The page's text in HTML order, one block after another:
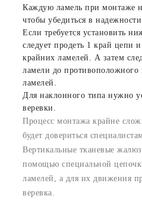
Каждую ламель при монтаже
чтобы убедиться в
Если требуется установить
следует продеть 1 край цепи
крайних ламелей. А затем
ламели до противоположного
ламелей.
Для наклонного типа нужно
веревки.
Процесс монтажа крайне
будет довериться
Вертикальные тканевые
помощью специальной
ламелей, а для их движения
веревка.